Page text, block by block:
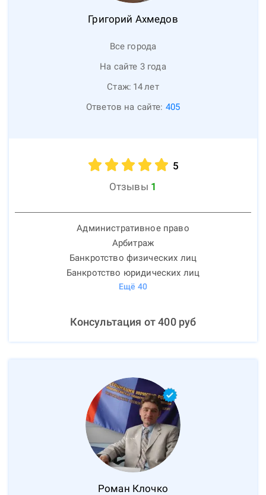
Григорий Ахмедов
Все города
На сайте 3 года
Стаж: 14лет
Ответов на сайте: 405
5
Отзывы 1
Административное право
Арбитраж
Банкротство физических лиц
Банкротство юридических лиц
Ещё 40
Консультация от400руб
Роман Клочко